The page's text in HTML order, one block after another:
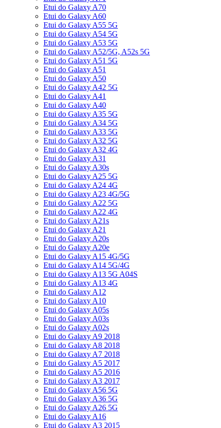
Etui do Galaxy A70
Etui do Galaxy A60
Etui do Galaxy A55 5G
Etui do Galaxy A54 5G
Etui do Galaxy A53 5G
Etui do Galaxy A52/5G, A52s 5G
Etui do Galaxy A51 5G
Etui do Galaxy A51
Etui do Galaxy A50
Etui do Galaxy A42 5G
Etui do Galaxy A41
Etui do Galaxy A40
Etui do Galaxy A35 5G
Etui do Galaxy A34 5G
Etui do Galaxy A33 5G
Etui do Galaxy A32 5G
Etui do Galaxy A32 4G
Etui do Galaxy A31
Etui do Galaxy A30s
Etui do Galaxy A25 5G
Etui do Galaxy A24 4G
Etui do Galaxy A23 4G/5G
Etui do Galaxy A22 5G
Etui do Galaxy A22 4G
Etui do Galaxy A21s
Etui do Galaxy A21
Etui do Galaxy A20s
Etui do Galaxy A20e
Etui do Galaxy A15 4G/5G
Etui do Galaxy A14 5G/4G
Etui do Galaxy A13 5G A04S
Etui do Galaxy A13 4G
Etui do Galaxy A12
Etui do Galaxy A10
Etui do Galaxy A05s
Etui do Galaxy A03s
Etui do Galaxy A02s
Etui do Galaxy A9 2018
Etui do Galaxy A8 2018
Etui do Galaxy A7 2018
Etui do Galaxy A5 2017
Etui do Galaxy A5 2016
Etui do Galaxy A3 2017
Etui do Galaxy A56 5G
Etui do Galaxy A36 5G
Etui do Galaxy A26 5G
Etui do Galaxy A16
Etui do Galaxy A3 2015